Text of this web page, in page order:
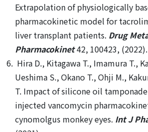
Extrapolation of physiologically
pharmacokinetic model for
liver transplant patients. Drug
Pharmacokinet42, 100423, (2022).
Hira D., Kitagawa T., Imamura T.,
Ueshima S., Okano T., Ohji M.,
T. Impact of silicone oil
injected vancomycin
cynomolgus monkey eyes. Int J